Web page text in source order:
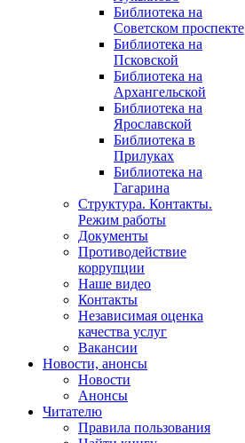
Библиотека на
Советском проспекте
Библиотека на
Псковской
Библиотека на
Архангельской
Библиотека на
Ярославской
Библиотека в
Прилуках
Библиотека на
Гагарина
Структура. Контакты.
Режим работы
Документы
Противодействие
коррупции
Наше видео
Контакты
Независимая оценка
качества услуг
Вакансии
Новости, анонсы
Новости
Анонсы
Читателю
Правила пользования